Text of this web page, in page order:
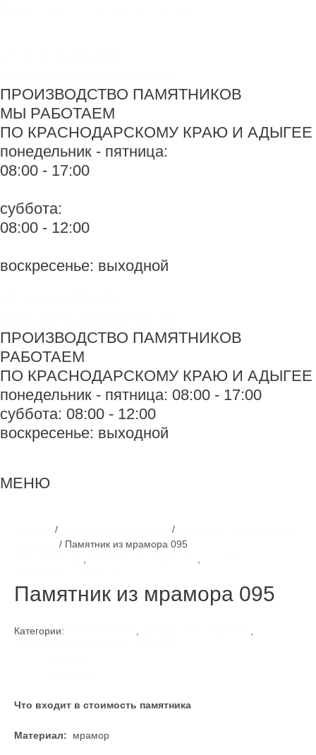
ПРОИЗВОДСТВО ПАМЯТНИКОВ
МЫ РАБОТАЕМ
ПО КРАСНОДАРСКОМУ КРАЮ И АДЫГЕЕ
понедельник - пятница:
08:00 - 17:00
суббота:
08:00 - 12:00
воскресенье: выходной
ПРОИЗВОДСТВО ПАМЯТНИКОВ
РАБОТАЕМ
ПО КРАСНОДАРСКОМУ КРАЮ И АДЫГЕЕ
понедельник - пятница: 08:00 - 17:00
суббота: 08:00 - 12:00
воскресенье: выходной
МЕНЮ
/ /
/ Памятник из мрамора 095
, ,
Памятник из мрамора 095
Категории: ,
,
Что входит в стоимость памятника
Материал: мрамор